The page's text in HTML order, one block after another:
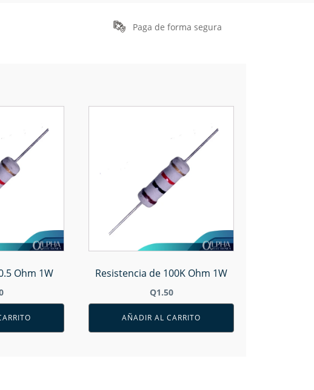
Paga de forma segura
Ohm 1W Resistencia de 100K Ohm 1W
Q1.50
AÑADIR AL CARRITO